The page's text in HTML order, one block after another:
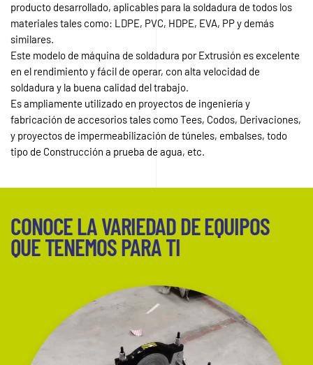
producto desarrollado, aplicables para la soldadura de todos los
materiales tales como: LDPE, PVC, HDPE, EVA, PP y demás
similares.
Este modelo de máquina de soldadura por Extrusión es excelente
en el rendimiento y fácil de operar, con alta velocidad de
soldadura y la buena calidad del trabajo.
Es ampliamente utilizado en proyectos de ingeniería y
fabricación de accesorios tales como Tees, Codos, Derivaciones,
y proyectos de impermeabilización de túneles, embalses, todo
tipo de Construcción a prueba de agua, etc.
CONOCE LA VARIEDAD DE EQUIPOS
QUE TENEMOS PARA TI